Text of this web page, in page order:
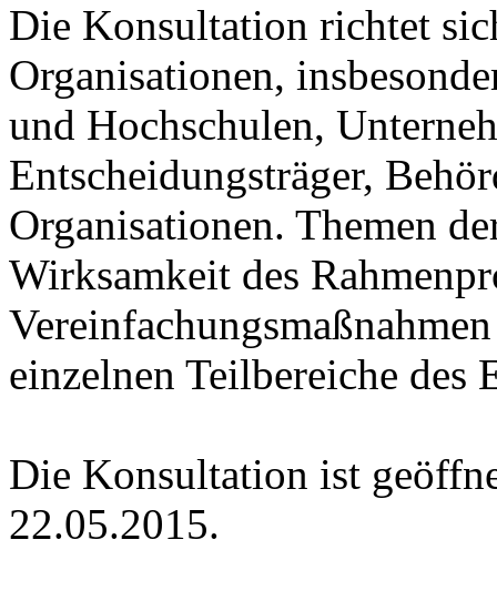
Die Konsultation richtet
Organisationen,
und Hochschulen,
Entscheidungsträger,
Organisationen. Themen
Wirksamkeit des
einzelnen Teilbereiche des
Die Konsultation ist
22.05.2015.